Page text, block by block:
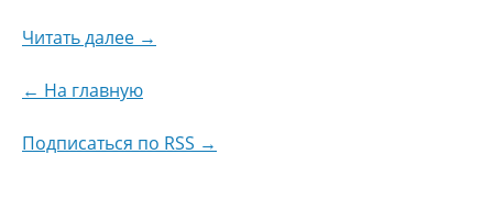
Читать далее →
← На главную
Подписаться по RSS →